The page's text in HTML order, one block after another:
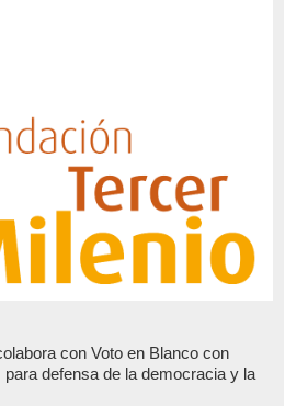
con Voto en Blanco con
defensa de la democracia y la